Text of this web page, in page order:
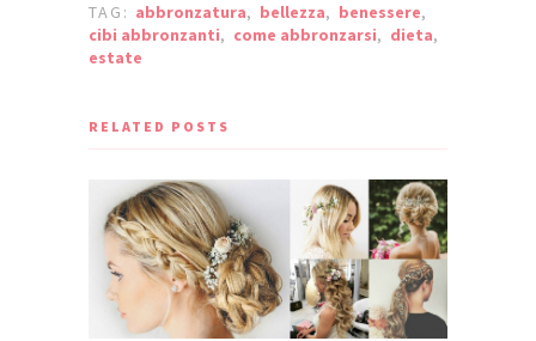
TAG: abbronzatura, bellezza, benessere,
cibi abbronzanti, come abbronzarsi, dieta,
estate
RELATED POSTS